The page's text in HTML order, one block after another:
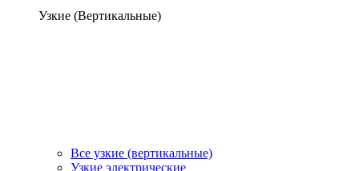
Узкие (Вертикальные)
Все узкие (вертикальные)
Узкие электрические